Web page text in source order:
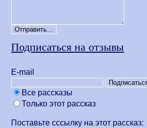
Подписаться на отзывы
Е-mail
Все рассказы
Только этот рассказ
Поставьте сссылку на этот рассказ: